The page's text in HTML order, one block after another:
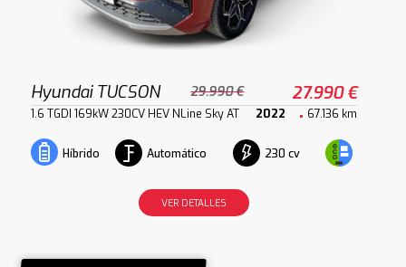
Hyundai TUCSON 29.990 € 27.990 €
1.6 TGDI 169kW 230CV HEV NLine Sky AT 2022 67.136 km
Híbrido Automático 230 cv
VER DETALLES